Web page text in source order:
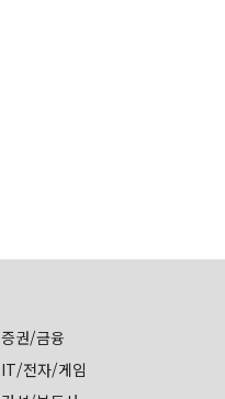
증권/금융
IT/전자/게임